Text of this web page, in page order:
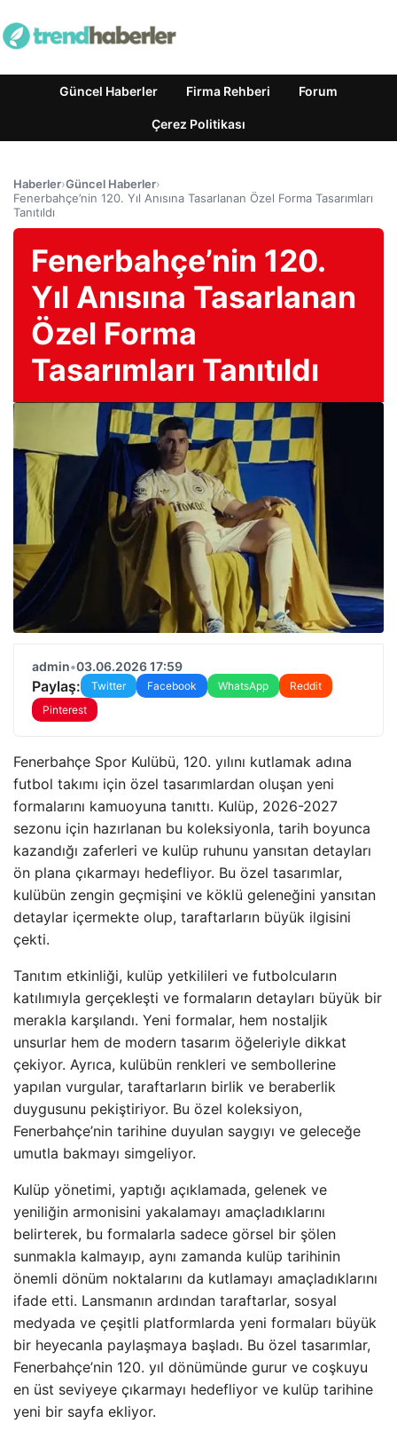
Güncel Haberler Firma Rehberi Forum
Çerez Politikası
Haberler›Güncel Haberler›
Fenerbahçe’nin 120. Yıl Anısına Tasarlanan Özel Forma Tasarımları
Tanıtıldı
Fenerbahçe’nin 120.
Yıl Anısına Tasarlanan
Özel Forma
Tasarımları Tanıtıldı
admin•03.06.2026 17:59
Paylaş: Twitter Facebook WhatsApp
Reddit
Pinterest
Fenerbahçe Spor Kulübü, 120. yılını kutlamak adına
futbol takımı için özel tasarımlardan oluşan yeni
formalarını kamuoyuna tanıttı. Kulüp, 2026-2027
sezonu için hazırlanan bu koleksiyonla, tarih boyunca
kazandığı zaferleri ve kulüp ruhunu yansıtan detayları
ön plana çıkarmayı hedefliyor. Bu özel tasarımlar,
kulübün zengin geçmişini ve köklü geleneğini yansıtan
detaylar içermekte olup, taraftarların büyük ilgisini
çekti.
Tanıtım etkinliği, kulüp yetkilileri ve futbolcuların
katılımıyla gerçekleşti ve formaların detayları büyük bir
merakla karşılandı. Yeni formalar, hem nostaljik
unsurlar hem de modern tasarım öğeleriyle dikkat
çekiyor. Ayrıca, kulübün renkleri ve sembollerine
yapılan vurgular, taraftarların birlik ve beraberlik
duygusunu pekiştiriyor. Bu özel koleksiyon,
Fenerbahçe’nin tarihine duyulan saygıyı ve geleceğe
umutla bakmayı simgeliyor.
Kulüp yönetimi, yaptığı açıklamada, gelenek ve
yeniliğin armonisini yakalamayı amaçladıklarını
belirterek, bu formalarla sadece görsel bir şölen
sunmakla kalmayıp, aynı zamanda kulüp tarihinin
önemli dönüm noktalarını da kutlamayı amaçladıklarını
ifade etti. Lansmanın ardından taraftarlar, sosyal
medyada ve çeşitli platformlarda yeni formaları büyük
bir heyecanla paylaşmaya başladı. Bu özel tasarımlar,
Fenerbahçe’nin 120. yıl dönümünde gurur ve coşkuyu
en üst seviyeye çıkarmayı hedefliyor ve kulüp tarihine
yeni bir sayfa ekliyor.